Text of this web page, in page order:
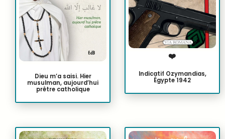
Dieu m’a saisi. Hier
musulman, aujourd’hui
prêtre catholique
❤️
Indicatif Ozymandias,
Égypte 1942